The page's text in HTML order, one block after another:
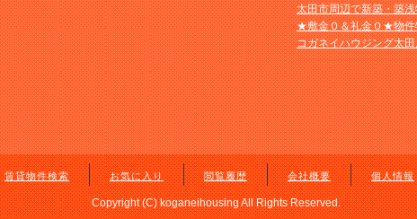
太田市周辺で新築・築
★敷金０＆礼金０★物
コガネイハウジング太
賃貸物件検索 お気に入り 閲覧履歴 会社概要 個人情報
Copyright (C) koganeihousing All Rights Reserved.